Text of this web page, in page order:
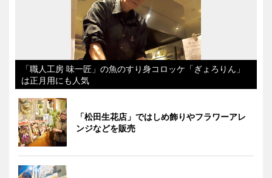
「職人工房 味一匠」の魚のすり身コロッケ「ぎょろりん」
は正月用にも人気
「松田生花店」ではしめ飾りやフラワーアレ
ンジなどを販売